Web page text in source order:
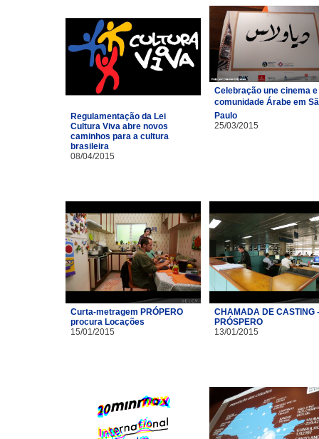
Regulamentação da Lei
Cultura Viva abre novos
caminhos para a cultura
brasileira
08/04/2015
Celebração une cinema e
comunidade Árabe em
Paulo
25/03/2015
Curta-metragem PRÓPERO
procura Locações
15/01/2015
CHAMADA DE CASTING -
PRÓSPERO
13/01/2015